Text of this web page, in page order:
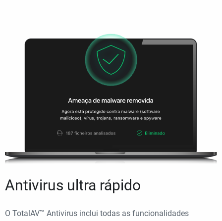
Antivirus ultra rápido
O TotalAV™ Antivirus inclui todas as funcionalidades